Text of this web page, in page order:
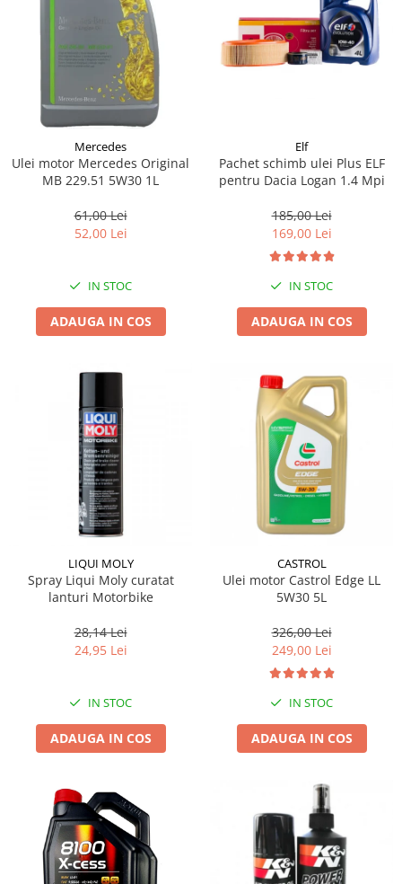
Mercedes
Ulei motor Mercedes Original
MB 229.51 5W30 1L
61,00 Lei
52,00 Lei
IN STOC
ADAUGA IN COS
Elf
Pachet schimb ulei Plus ELF
pentru Dacia Logan 1.4 Mpi
185,00 Lei
169,00 Lei
IN STOC
ADAUGA IN COS
LIQUI MOLY
Spray Liqui Moly curatat
lanturi Motorbike
28,14 Lei
24,95 Lei
IN STOC
ADAUGA IN COS
CASTROL
Ulei motor Castrol Edge LL
5W30 5L
326,00 Lei
249,00 Lei
IN STOC
ADAUGA IN COS